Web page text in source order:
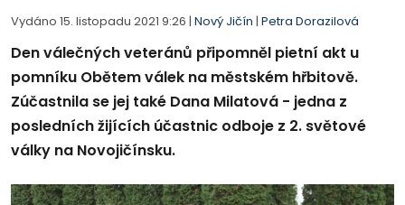
Vydáno 15. listopadu 2021 9:26 | Nový Jičín | Petra Dorazilová
Den válečných veteránů připomněl pietní akt u
pomníku Obětem válek na městském hřbitově.
Zúčastnila se jej také Dana Milatová - jedna z
posledních žijících účastnic odboje z 2. světové
války na Novojičínsku.